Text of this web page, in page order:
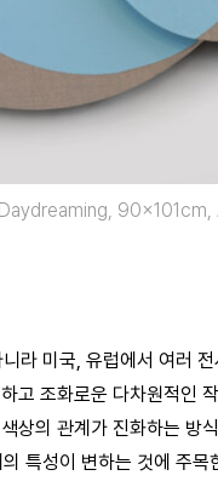
라 미국, 유럽에서 여러
고 조화로운 다차원적인
상의 관계가 진화하는 방
특성이 변하는 것에 주